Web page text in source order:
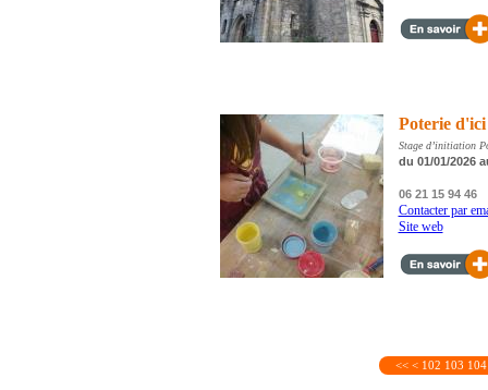
Poterie
Stage d’initiation
du 01/01/2026
06 21 15 94 46
Contacter par
Site web
<< < 102 103 104